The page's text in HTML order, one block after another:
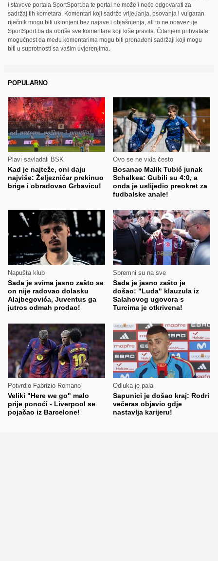
i stavove portala SportSport.ba te portal ne može i neće odgovarati za
sadržaj tih kometara. Komentari koji sadrže vrijeđanja, psovanja i vulgaran
riječnik mogu biti uklonjeni bez najave i objašnjenja, ali to ne obavezuje
SportSport.ba da obriše sve komentare koji krše pravila. Čitanjem prihvatate
mogućnost da među komentarima mogu biti pronađeni sadržaji koji mogu
biti u suprotnosti sa vašim uvjerenjima.
POPULARNO
Plavi savladali BSK
Kad je najteže, oni daju
najviše: Željezničar prekinuo
brige i obradovao Grbavicu!
Ovo se ne viđa često
Bosanac Malik Tubić junak
Schalkea: Gubili su 4:0, a
onda je uslijedio preokret za
fudbalske anale!
Napušta klub
Sada je svima jasno zašto se
on nije radovao dolasku
Alajbegovića, Juventus ga
jutros odmah prodao!
Spremni su na sve
Sada je jasno zašto je
došao: "Luda" klauzula iz
Salahovog ugovora s
Turcima je otkrivena!
Potvrdio Fabrizio Romano
Veliki "Here we go" malo
prije ponoći - Liverpool se
pojačao iz Barcelone!
Odluka je pala
Sapunici je došao kraj: Rodri
večeras objavio gdje
nastavlja karijeru!